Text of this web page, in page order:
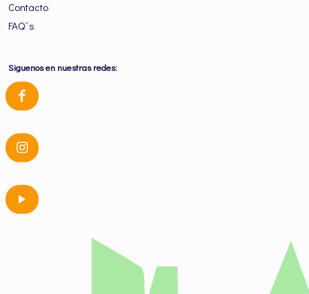
Contacto
FAQ´s
Siguenos en nuestras redes: